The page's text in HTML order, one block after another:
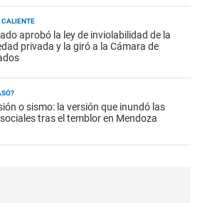
CALIENTE
aprobó la ley de inviolabilidad de la
privada y la giró a la Cámara de
o sismo: la versión que inundó las
tras el temblor en Mendoza